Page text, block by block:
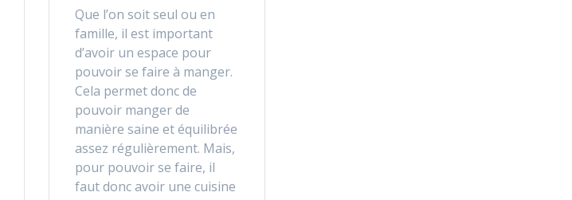
Que l’on soit seul ou en
famille, il est important
d’avoir un espace pour
pouvoir se faire à manger.
Cela permet donc de
pouvoir manger de
manière saine et équilibrée
assez régulièrement. Mais,
pour pouvoir se faire, il
faut donc avoir une cuisine